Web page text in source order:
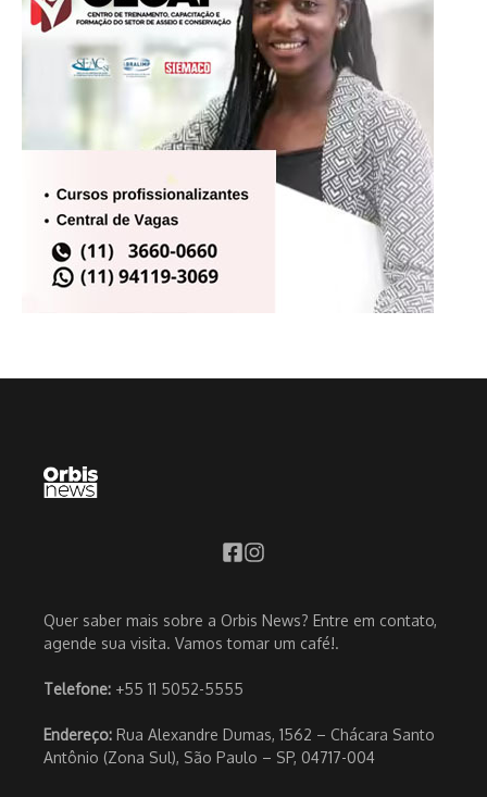
Quer saber mais sobre a Orbis News? Entre em contato,
agende sua visita. Vamos tomar um café!.
Telefone: +55 11 5052-5555
Endereço: Rua Alexandre Dumas, 1562 – Chácara Santo
Antônio (Zona Sul), São Paulo – SP, 04717-004